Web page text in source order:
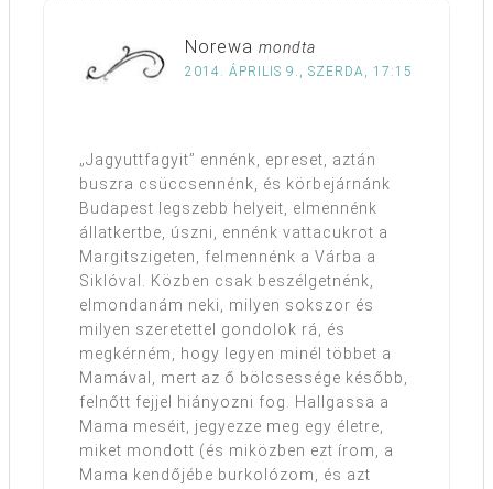
Norewa mondta
2014. ÁPRILIS 9., SZERDA, 17:15
„Jagyuttfagyit” ennénk, epreset, aztán
buszra csüccsennénk, és körbejárnánk
Budapest legszebb helyeit, elmennénk
állatkertbe, úszni, ennénk vattacukrot a
Margitszigeten, felmennénk a Várba a
Siklóval. Közben csak beszélgetnénk,
elmondanám neki, milyen sokszor és
milyen szeretettel gondolok rá, és
megkérném, hogy legyen minél többet a
Mamával, mert az ő bölcsessége később,
felnőtt fejjel hiányozni fog. Hallgassa a
Mama meséit, jegyezze meg egy életre,
miket mondott (és miközben ezt írom, a
Mama kendőjébe burkolózom, és azt